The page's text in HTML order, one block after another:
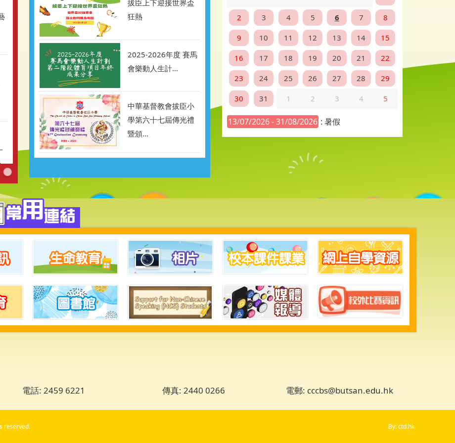
拔臣上下迎接世界盃
狂熱
2025-2026年度 賽馬
會樂動人生計...
中華基督教會拔臣小
學第六十七屆傳光禮
暨頒...
2 3 4 5 6 7 8
9 10 11 12 13 14 15
16 17 18 19 20 21 22
23 24 25 26 27 28 29
30 31 1 2 3 4 5
13/07/2026 - 31/08/2026 : 暑假
電話: 2459 6221 傳真: 2440 0266 電郵: cccbs@butsan.edu.hk
reserved. By: ctd.hk